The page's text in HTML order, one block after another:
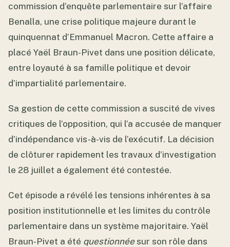
commission d’enquête parlementaire sur l’affaire
Benalla, une crise politique majeure durant le
quinquennat d’Emmanuel Macron. Cette affaire a
placé Yaël Braun-Pivet dans une position délicate,
entre loyauté à sa famille politique et devoir
d’impartialité parlementaire.
Sa gestion de cette commission a suscité de vives
critiques de l’opposition, qui l’a accusée de manquer
d’indépendance vis-à-vis de l’exécutif. La décision
de clôturer rapidement les travaux d’investigation
le 28 juillet a également été contestée.
Cet épisode a révélé les tensions inhérentes à sa
position institutionnelle et les limites du contrôle
parlementaire dans un système majoritaire. Yaël
Braun-Pivet a été questionnéesur son rôle dans